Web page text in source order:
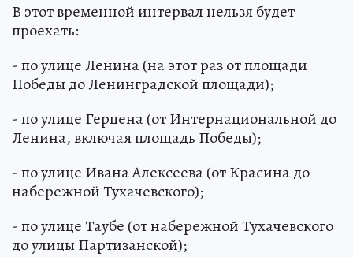
В этот временной интервал нельзя будет
проехать:
- по улице Ленина (на этот раз от площади
Победы до Ленинградской площади);
- по улице Герцена (от Интернациональной до
Ленина, включая площадь Победы);
- по улице Ивана Алексеева (от Красина до
набережной Тухачевского);
- по улице Таубе (от набережной Тухачевского
до улицы Партизанской);